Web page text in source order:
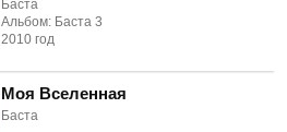
Баста
Альбом: Баста 3
2010 год
Моя Вселенная
Баста